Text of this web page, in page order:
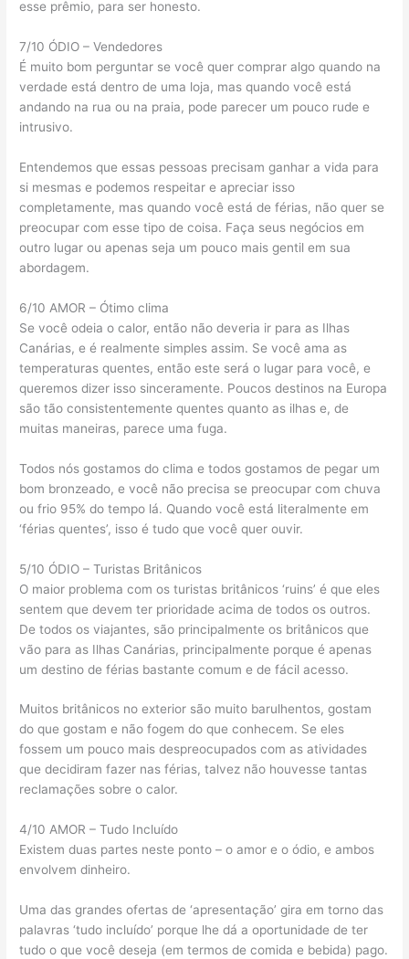
esse prêmio, para ser honesto.
7/10 ÓDIO – Vendedores
É muito bom perguntar se você quer comprar algo quando na
verdade está dentro de uma loja, mas quando você está
andando na rua ou na praia, pode parecer um pouco rude e
intrusivo.
Entendemos que essas pessoas precisam ganhar a vida para
si mesmas e podemos respeitar e apreciar isso
completamente, mas quando você está de férias, não quer se
preocupar com esse tipo de coisa. Faça seus negócios em
outro lugar ou apenas seja um pouco mais gentil em sua
abordagem.
6/10 AMOR – Ótimo clima
Se você odeia o calor, então não deveria ir para as Ilhas
Canárias, e é realmente simples assim. Se você ama as
temperaturas quentes, então este será o lugar para você, e
queremos dizer isso sinceramente. Poucos destinos na Europa
são tão consistentemente quentes quanto as ilhas e, de
muitas maneiras, parece uma fuga.
Todos nós gostamos do clima e todos gostamos de pegar um
bom bronzeado, e você não precisa se preocupar com chuva
ou frio 95% do tempo lá. Quando você está literalmente em
‘férias quentes’, isso é tudo que você quer ouvir.
5/10 ÓDIO – Turistas Britânicos
O maior problema com os turistas britânicos ‘ruins’ é que eles
sentem que devem ter prioridade acima de todos os outros.
De todos os viajantes, são principalmente os britânicos que
vão para as Ilhas Canárias, principalmente porque é apenas
um destino de férias bastante comum e de fácil acesso.
Muitos britânicos no exterior são muito barulhentos, gostam
do que gostam e não fogem do que conhecem. Se eles
fossem um pouco mais despreocupados com as atividades
que decidiram fazer nas férias, talvez não houvesse tantas
reclamações sobre o calor.
4/10 AMOR – Tudo Incluído
Existem duas partes neste ponto – o amor e o ódio, e ambos
envolvem dinheiro.
Uma das grandes ofertas de ‘apresentação’ gira em torno das
palavras ‘tudo incluído’ porque lhe dá a oportunidade de ter
tudo o que você deseja (em termos de comida e bebida) pago.